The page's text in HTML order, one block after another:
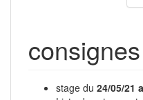
consignes
stage du 24/05/21